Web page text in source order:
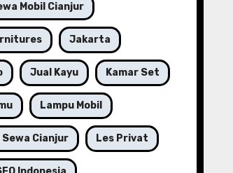
Mobil Cianjur
Jakarta
Jual Kayu Kamar Set
Lampu Mobil
Sewa Cianjur Les Privat